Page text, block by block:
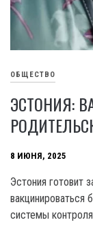
ОБЩЕСТВО
ЭСТОНИЯ:
8 ИЮНЯ, 2025
Эстония готовит
вакцинироваться
системы